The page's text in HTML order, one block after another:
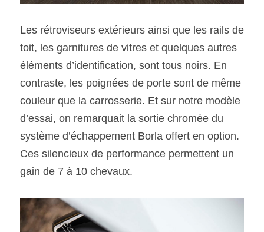
Les rétroviseurs extérieurs ainsi que les rails de
toit, les garnitures de vitres et quelques autres
éléments d’identification, sont tous noirs. En
contraste, les poignées de porte sont de même
couleur que la carrosserie. Et sur notre modèle
d’essai, on remarquait la sortie chromée du
système d’échappement Borla offert en option.
Ces silencieux de performance permettent un
gain de 7 à 10 chevaux.